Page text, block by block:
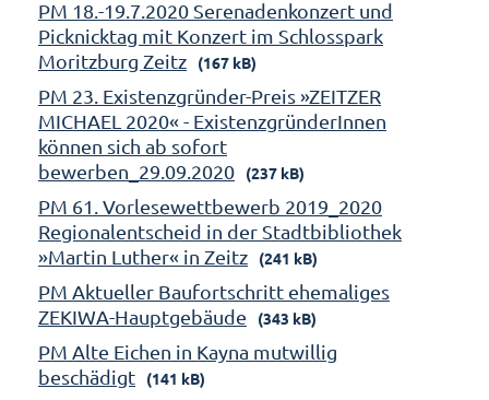
PM 18.-19.7.2020 Serenadenkonzert und
Picknicktag mit Konzert im Schlosspark
Moritzburg Zeitz
(167 kB)
PM 23. Existenzgründer-Preis »ZEITZER
MICHAEL 2020« - ExistenzgründerInnen
können sich ab sofort
bewerben_29.09.2020
(237 kB)
PM 61. Vorlesewettbewerb 2019_2020
Regionalentscheid in der Stadtbibliothek
»Martin Luther« in Zeitz
(241 kB)
PM Aktueller Baufortschritt ehemaliges
ZEKIWA-Hauptgebäude
(343 kB)
PM Alte Eichen in Kayna mutwillig
beschädigt
(141 kB)